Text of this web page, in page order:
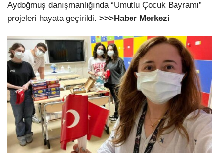
Aydoğmuş danışmanlığında “Umutlu Çocuk Bayramı”
projeleri hayata geçirildi. >>>Haber Merkezi